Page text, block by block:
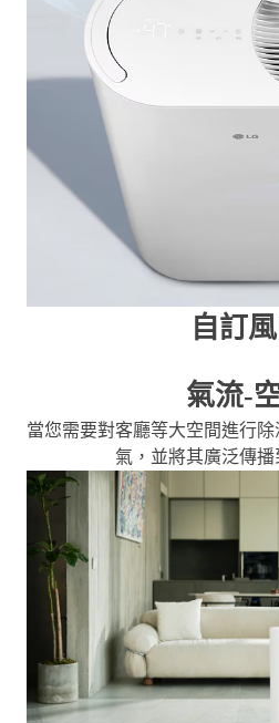
自訂
氣流-
當您需要對客廳等大空間進行
氣，並將其廣泛傳播